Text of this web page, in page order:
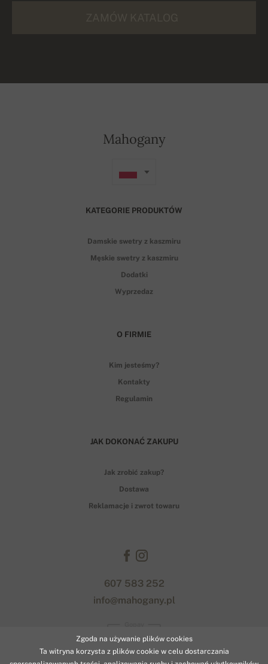
Mahogany
KATEGORIE PRODUKTÓW
Damskie swetry z kaszmiru
Męskie swetry z kaszmiru
Dodatki
Wyprzedaz
O FIRMIE
Kim jesteśmy?
Kontakty
Regulamin
JAK DOKONAĆ ZAKUPU
Jak zrobić zakup?
Dostawa
Reklamacje i zwrot towaru
607 583 252
info@mahogany.pl
Zgoda na używanie plików cookies
Ta witryna korzysta z plików cookie w celu dostarczania